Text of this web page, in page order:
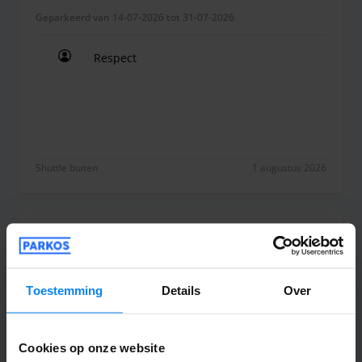
Toestemming Details Over
Cookies op onze website
Geparkeerd van 14-07-2026 tot 31-07-2026
Respect
Shuttle buiten 1 augustus 2026
Mark Janssen 8
wordt goed geholpen. Buitenterrein